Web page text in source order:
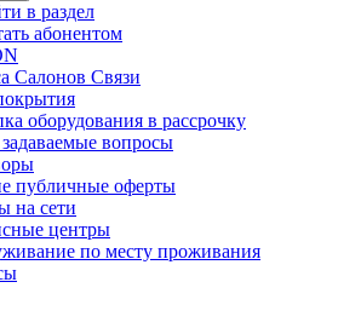
в раздел
абонентом
Салонов Связи
оборудования в рассрочку
вопросы
публичные оферты
на сети
центры
по месту проживания